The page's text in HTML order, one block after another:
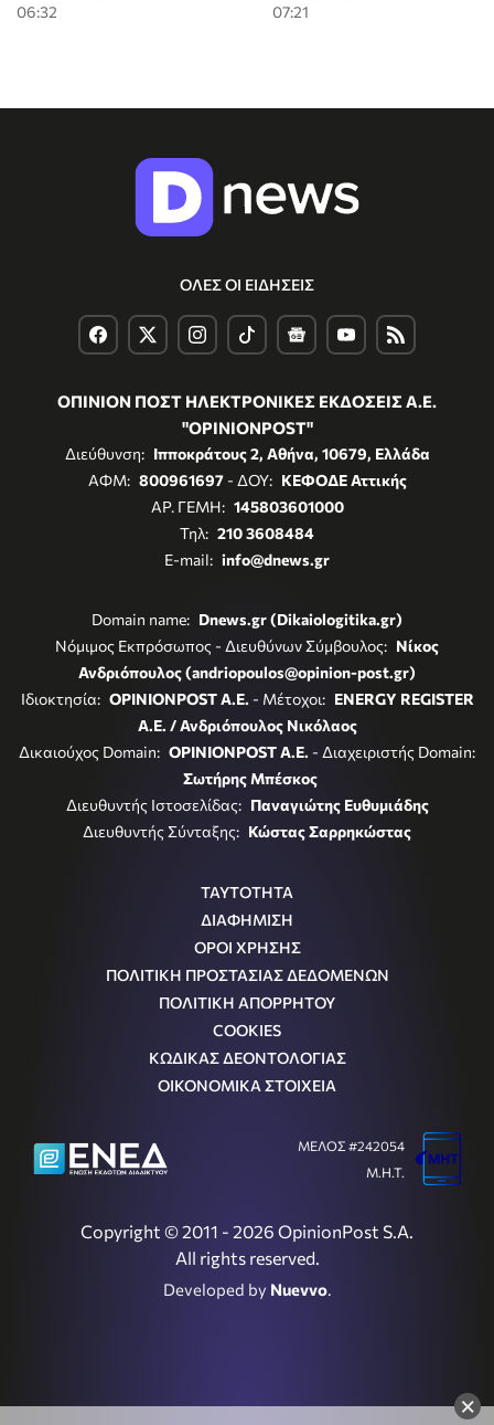
×
06:32
07:21
ΟΛΕΣ ΟΙ ΕΙΔΗΣΕΙΣ
ΟΠΙΝΙΟΝ ΠΟΣΤ ΗΛΕΚΤΡΟΝΙΚΕΣ ΕΚΔΟΣΕΙΣ Α.Ε.
"OPINIONPOST"
Διεύθυνση: Ιπποκράτους 2, Αθήνα, 10679, Ελλάδα
ΑΦΜ: 800961697- ΔΟΥ: ΚΕΦΟΔΕ Αττικής
ΑΡ. ΓΕΜΗ: 145803601000
Τηλ: 210 3608484
E-mail: info@dnews.gr
Domain name: Dnews.gr (Dikaiologitika.gr)
Νόμιμος Εκπρόσωπος - Διευθύνων Σύμβουλος: Νίκος
Ανδριόπουλος (andriopoulos@opinion-post.gr)
Ιδιοκτησία: OPINIONPOST A.E. - Μέτοχοι: ENERGY REGISTER
Α.Ε. / Ανδριόπουλος Νικόλαος
Δικαιούχος Domain: OPINIONPOST A.E. - Διαχειριστής Domain:
Σωτήρης Μπέσκος
Διευθυντής Ιστοσελίδας: Παναγιώτης Ευθυμιάδης
Διευθυντής Σύνταξης: Κώστας Σαρρηκώστας
ΤΑΥΤΟΤΗΤΑ
ΔΙΑΦΗΜΙΣΗ
ΟΡΟΙ ΧΡΗΣΗΣ
ΠΟΛΙΤΙΚΗ ΠΡΟΣΤΑΣΙΑΣ ΔΕΔΟΜΕΝΩΝ
ΠΟΛΙΤΙΚΗ ΑΠΟΡΡΗΤΟΥ
COOKIES
ΚΩΔΙΚΑΣ ΔΕΟΝΤΟΛΟΓΙΑΣ
ΟΙΚΟΝΟΜΙΚΑ ΣΤΟΙΧΕΙΑ
Copyright © 2011 - 2026 OpinionPost S.A.
All rights reserved.
Developed by Nuevvo.
ΜΕΛΟΣ #242054
Μ.Η.Τ.